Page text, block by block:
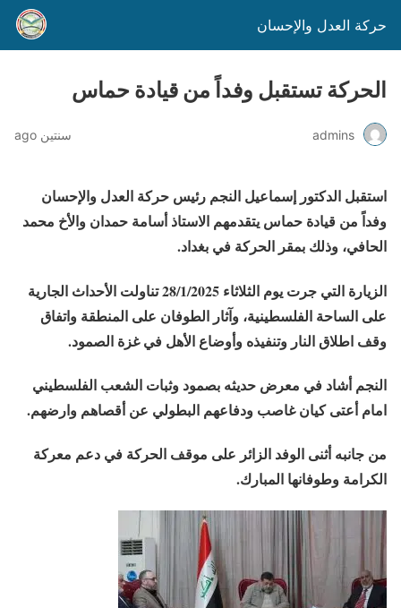
حركة العدل والإحسان
الحركة تستقبل وفداً من قيادة حماس
admins سنتين ago
استقبل الدكتور إسماعيل النجم رئيس حركة العدل والإحسان
وفداً من قيادة حماس يتقدمهم الاستاذ أسامة حمدان والأخ محمد
الحافي، وذلك بمقر الحركة في بغداد.
الزيارة التي جرت يوم الثلاثاء 28/1/2025 تناولت الأحداث الجارية
على الساحة الفلسطينية، وآثار الطوفان على المنطقة واتفاق
وقف اطلاق النار وتنفيذه وأوضاع الأهل في غزة الصمود.
النجم أشاد في معرض حديثه بصمود وثبات الشعب الفلسطيني
امام أعتى كيان غاصب ودفاعهم البطولي عن أقصاهم وارضهم.
من جانبه أثنى الوفد الزائر على موقف الحركة في دعم معركة
الكرامة وطوفانها المبارك.